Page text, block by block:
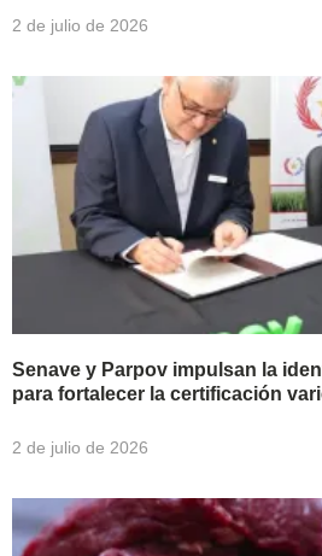
2 de julio de 2026
Senave y Parpov impulsan la
para fortalecer la certificación
2 de julio de 2026